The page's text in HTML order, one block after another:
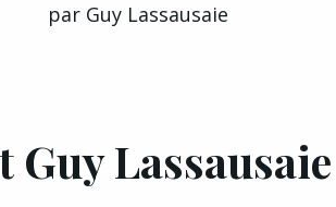
par Guy Lassausaie
Guy